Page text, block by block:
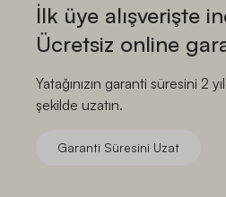
İlk üye alışverişte
Ücretsiz online
Yatağınızın garanti süresini 2
şekilde uzatın.
Garanti Süresini Uzat